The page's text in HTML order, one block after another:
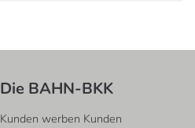
Die BAHN-BKK
Kunden werben Kunden